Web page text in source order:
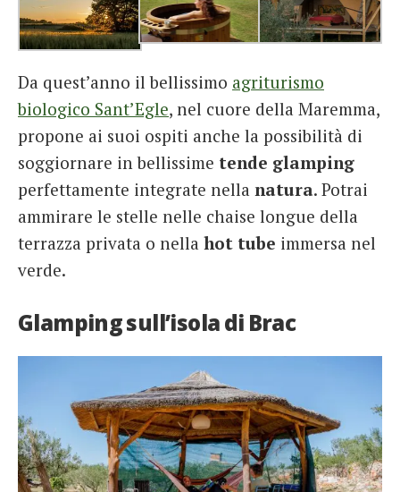
Da quest’anno il bellissimo agriturismo
biologico Sant’Egle, nel cuore della Maremma,
propone ai suoi ospiti anche la possibilità di
soggiornare in bellissime tende glamping
perfettamente integrate nella natura. Potrai
ammirare le stelle nelle chaise longue della
terrazza privata o nella hot tube immersa nel
verde.
Glamping sull’isola di Brac